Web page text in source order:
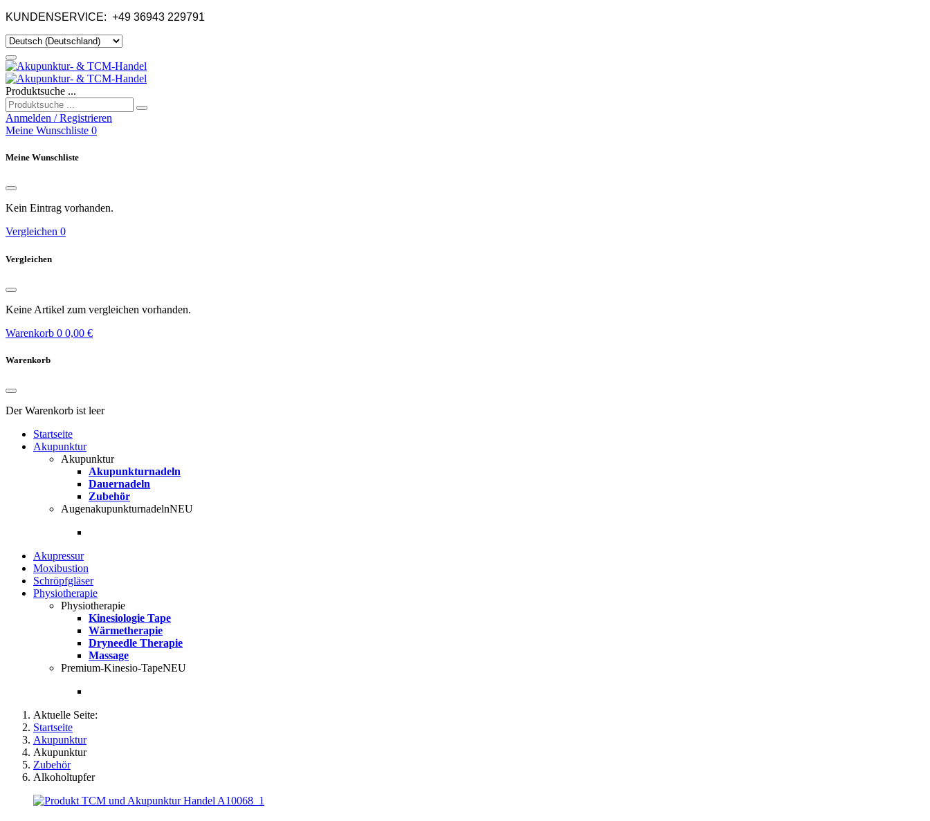
KUNDENSERVICE: +49 36943 229791
Produktsuche ...
Anmelden / Registrieren
Meine Wunschliste 0
Meine Wunschliste
Kein Eintrag vorhanden.
Vergleichen 0
Vergleichen
Keine Artikel zum vergleichen vorhanden.
Warenkorb 0 0,00 €
Warenkorb
Der Warenkorb ist leer
Startseite
Akupunktur
Akupunktur
Akupunkturnadeln
Dauernadeln
Zubehör
AugenakupunkturnadelnNEU
Akupressur
Moxibustion
Schröpfgläser
Physiotherapie
Physiotherapie
Kinesiologie Tape
Wärmetherapie
Dryneedle Therapie
Massage
Premium-Kinesio-TapeNEU
Aktuelle Seite:
Startseite
Akupunktur
Akupunktur
Zubehör
Alkoholtupfer